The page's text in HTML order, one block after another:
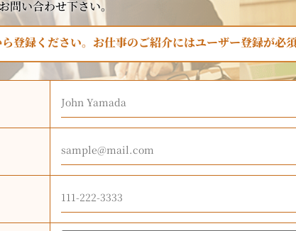
問い合わせ下さい。
録ください。お仕事のご紹介にはユーザー登録が必須